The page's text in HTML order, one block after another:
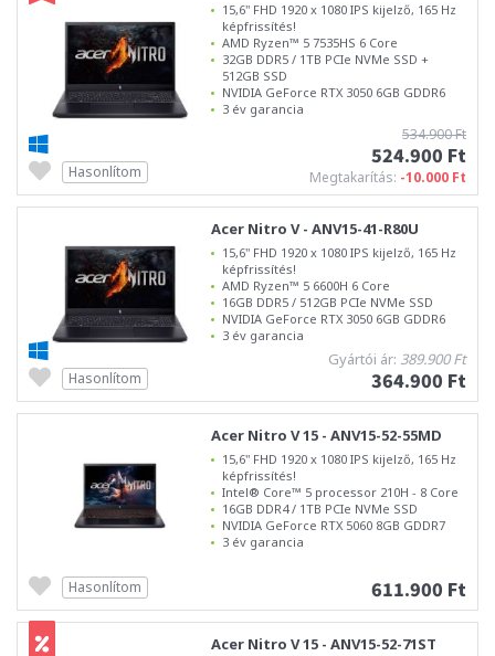
15,6" FHD 1920 x 1080 IPS kijelző, 165 Hz
képfrissítés!
AMD Ryzen™ 5 7535HS 6 Core
32GB DDR5 / 1TB PCIe NVMe SSD +
512GB SSD
NVIDIA GeForce RTX 3050 6GB GDDR6
3 év garancia
534.900 Ft
524.900 Ft
Megtakarítás: -10.000 Ft
Hasonlítom
Acer Nitro V - ANV15-41-R80U
15,6" FHD 1920 x 1080 IPS kijelző, 165 Hz
képfrissítés!
AMD Ryzen™ 5 6600H 6 Core
16GB DDR5 / 512GB PCIe NVMe SSD
NVIDIA GeForce RTX 3050 6GB GDDR6
3 év garancia
Gyártói ár: 389.900 Ft
364.900 Ft
Hasonlítom
Acer Nitro V 15 - ANV15-52-55MD
15,6" FHD 1920 x 1080 IPS kijelző, 165 Hz
képfrissítés!
Intel® Core™ 5 processor 210H - 8 Core
16GB DDR4 / 1TB PCIe NVMe SSD
NVIDIA GeForce RTX 5060 8GB GDDR7
3 év garancia
611.900 Ft
Hasonlítom
Acer Nitro V 15 - ANV15-52-71ST